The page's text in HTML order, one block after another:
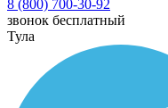
8 (800) 700-30-92
звонок бесплатный
Тула